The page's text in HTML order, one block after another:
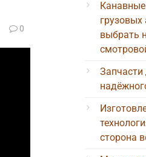
0
выбрать
Запчасти
сторона